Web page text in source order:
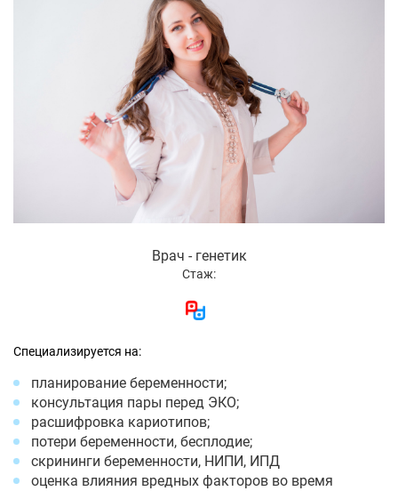
Врач - генетик
Стаж:
Специализируется на:
планирование беременности;
консультация пары перед ЭКО;
расшифровка кариотипов;
потери беременности, бесплодие;
скрининги беременности, НИПИ, ИПД
оценка влияния вредных факторов во время